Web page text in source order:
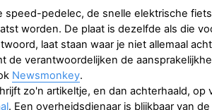
speed-pedelec, de snelle elektrische
worden. De plaat is dezelfde als die
laat staan waar je niet allemaal
de verantwoordelijken de
Newsmonkey.
zo'n artikeltje, en dan achterhaald,
. Een overheidsdienaar is blijkbaar van